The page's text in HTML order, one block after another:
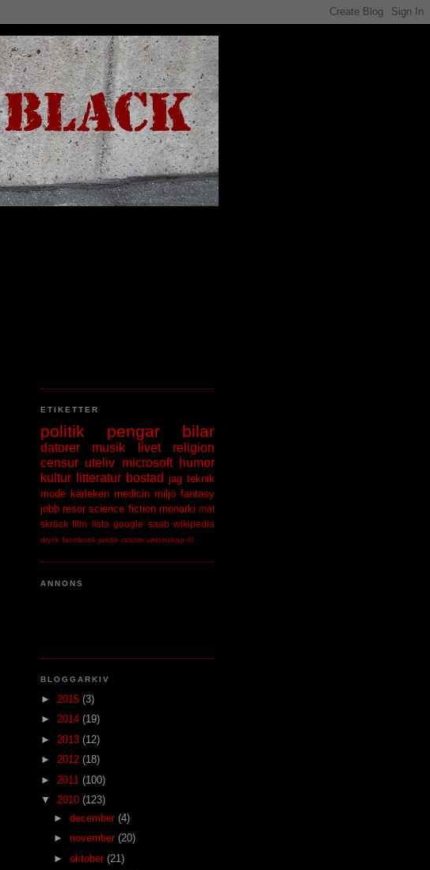
ETIKETTER
politik pengar bilar
datorer musik livet
religion
censur uteliv microsoft
humor
kultur
litteratur bostad jag teknik
mode kärleken medicin miljö fantasy
jobb resor science fiction monarki mat
skräck film lista google saab wikipedia
dryck facebook juridik rasism vetenskap öl
ANNONS
BLOGGARKIV
► 2015 (3)
► 2014 (19)
► 2013 (12)
► 2012 (18)
► 2011 (100)
▼ 2010 (123)
► december (4)
► november (20)
► oktober (21)